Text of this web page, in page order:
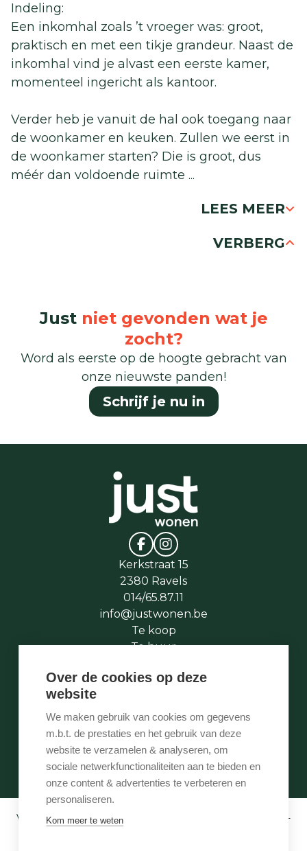
Indeling:
Een inkomhal zoals ’t vroeger was: groot,
praktisch en met een tikje grandeur. Naast de
inkomhal vind je alvast een eerste kamer,
momenteel ingericht als kantoor.
Verder heb je vanuit de hal ook toegang naar
de woonkamer en keuken. Zullen we eerst in
de woonkamer starten? Die is groot, dus
méér dan voldoende ruimte ...
LEES MEER
VERBERG
Just niet gevonden wat je
zocht?
Word als eerste op de hoogte gebracht van
onze nieuwste panden!
Schrijf je nu in
Kerkstraat 15
2380 Ravels
014/65.87.11
info@justwonen.be
Te koop
Te huur
Stukje geschiedenis
Onze services
Contact
Te vroeg
Eigenaarslogin
Vastgoedmakelaar-bemiddelaar BIV België BIV 507.005 -
Over de cookies op deze
website
We maken gebruik van cookies om gegevens
m.b.t. de prestaties en het gebruik van deze
website te verzamelen & analyseren, om
sociale netwerkfunctionaliteiten aan te bieden en
onze content & advertenties te verbeteren en
personaliseren.
Kom meer te weten